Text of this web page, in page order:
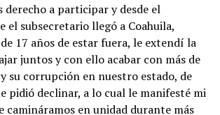
derecho a participar y desde el
el subsecretario llegó a Coahuila,
17 años de estar fuera, le extendí la
juntos y con ello acabar con más de
su corrupción en nuestro estado, de
pidió declinar, a lo cual le manifesté mi
camináramos en unidad durante más